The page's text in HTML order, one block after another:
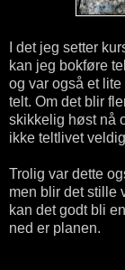
I det jeg setter
kan jeg bokføre
og var også et
telt. Om det blir
skikkelig høst nå
ikke teltlivet
Trolig var dette
men blir det stille
kan det godt bli
ned er planen.